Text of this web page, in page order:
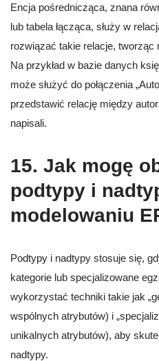
Encja pośrednicząca, znana
lub tabela łącząca, służy w
rozwiązać takie relacje,
Na przykład w bazie danych
może służyć do połączenia
przedstawić relację między
napisali.
15. Jak mogę
podtypy i
modelowaniu
Podtypy i nadtypy stosuje się,
kategorie lub specjalizowane
wykorzystać techniki takie jak
wspólnych atrybutów) i
unikalnych atrybutów), aby
nadtypy.